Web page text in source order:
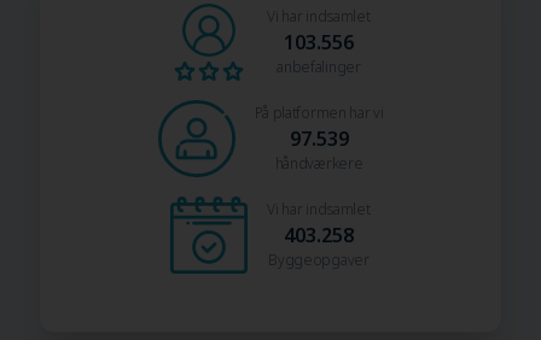
Vi har indsamlet
103.556
anbefalinger
På platformen har vi
97.539
håndværkere
Vi har indsamlet
403.258
Byggeopgaver